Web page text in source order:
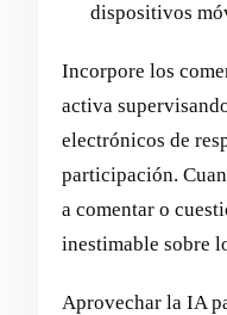
dispositivos
Incorpore los
activa
electrónicos de
participación.
a comentar o
inestimable sobre
Aprovechar la IA